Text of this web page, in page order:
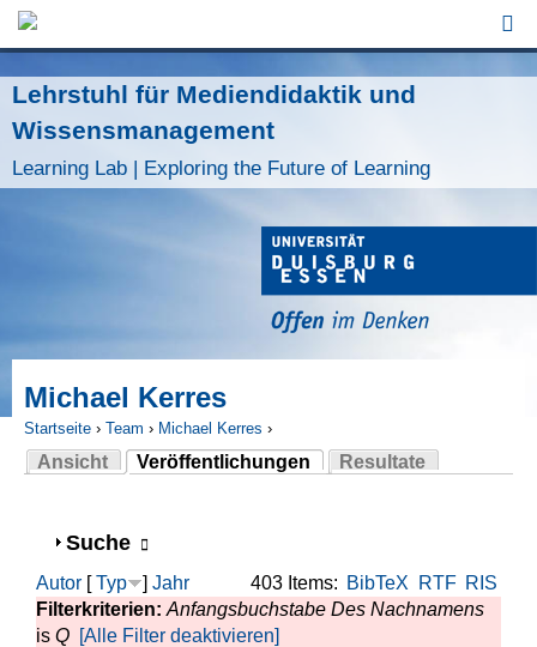
Lehrstuhl für Mediendidaktik und
Wissensmanagement
Learning Lab | Exploring the Future of Learning
Michael Kerres
Sie sind hier
Startseite › Team › Michael Kerres ›
Ansicht
Veröffentlichungen
(aktiver Reiter)
Resultate
Anzeigen
Suche
403 Items: BibTeX RTF RIS
Autor [Typ ] Jahr
Filterkriterien: Anfangsbuchstabe Des Nachnamens
is Q [Alle Filter deaktivieren]